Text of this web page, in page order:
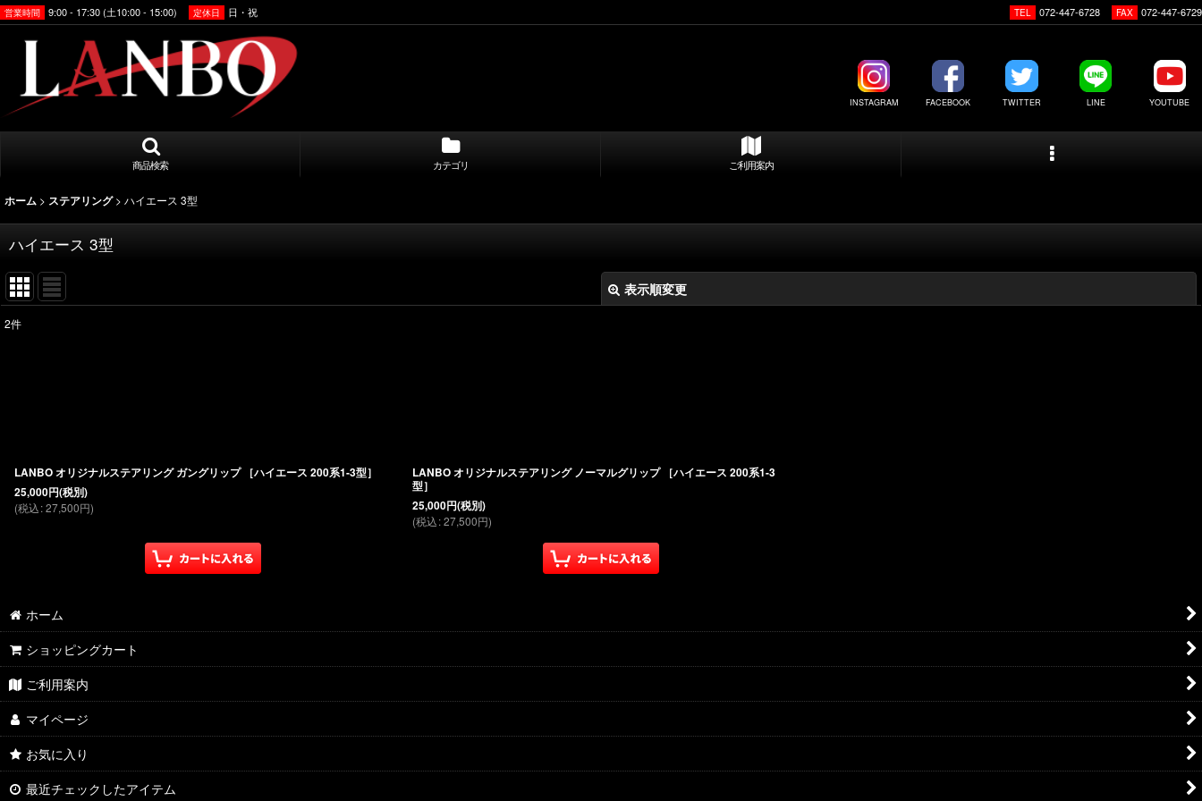
営業時間 9:00 - 17:30 (土10:00 - 15:00) 定休日 日・祝 TEL 072-447-6728 FAX 072-447-6729
INSTAGRAM FACEBOOK TWITTER LINE YOUTUBE
商品検索 カテゴリ ご利用案内
ホーム > ステアリング > ハイエース 3型
ハイエース 3型
表示順変更
2件
LANBO オリジナルステアリング ガングリップ ［ハイエース 200系1-3型］
25,000円(税別)
(税込:27,500円)
LANBO オリジナルステアリング ノーマルグリップ ［ハイエース 200系1-3
型］
25,000円(税別)
(税込:27,500円)
ホーム
ショッピングカート
ご利用案内
マイページ
お気に入り
最近チェックしたアイテム